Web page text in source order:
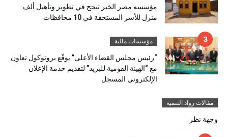
مؤسسه مصر الخير تنجح في تطوير وتأهيل ألف
منزل للأسر المستحقة في 10 محافظات
مؤسسات مالية
“رئيس مجلس القضاء الأعلى” يوقّع بروتوكول تعاون
مع “الهيئة القومية للبريد” لتقديم خدمة الإعلان
الإلكتروني المسجل
مقالات رواد التنمية
وجهة نظر